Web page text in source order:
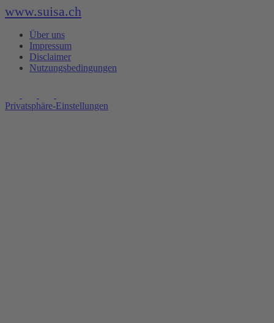
www.suisa.ch
Über uns
Impressum
Disclaimer
Nutzungsbedingungen
Privatsphäre-Einstellungen